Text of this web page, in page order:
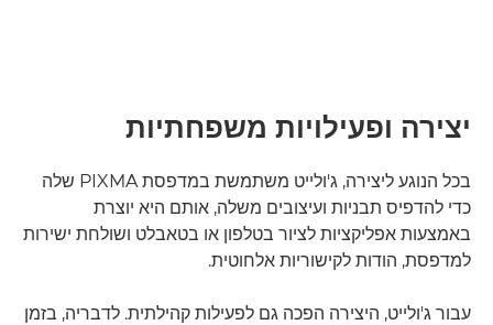
יצירה ופעילויות משפחתיות
בכל הנוגע ליצירה, ג'ולייט משתמשת במדפסת PIXMA שלה
כדי להדפיס תבניות ועיצובים משלה, אותם היא יוצרת
באמצעות אפליקציות לציור בטלפון או בטאבלט ושולחת ישירות
למדפסת, הודות לקישוריות אלחוטית.
עבור ג'ולייט, היצירה הפכה גם לפעילות קהילתית. לדבריה, בזמן